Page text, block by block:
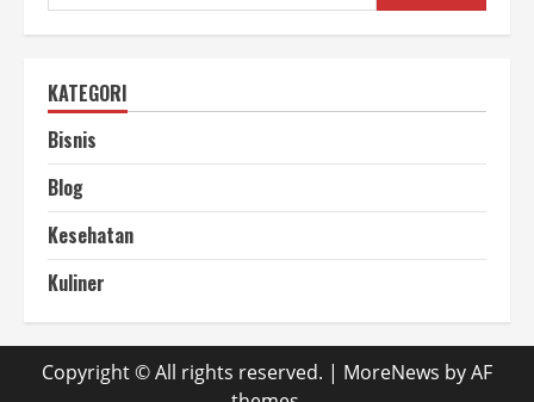
KATEGORI
Bisnis
Blog
Kesehatan
Kuliner
Copyright © All rights reserved. | MoreNews by AF